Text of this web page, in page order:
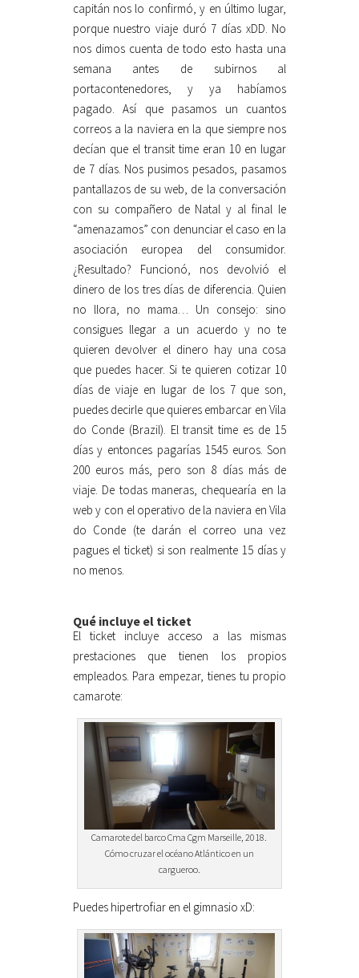
capitán nos lo confirmó, y en último lugar,
porque nuestro viaje duró 7 días xDD. No
nos dimos cuenta de todo esto hasta una
semana antes de subirnos al
portacontenedores, y ya habíamos
pagado. Así que pasamos un cuantos
correos a la naviera en la que siempre nos
decían que el transit time eran 10 en lugar
de 7 días. Nos pusimos pesados, pasamos
pantallazos de su web, de la conversación
con su compañero de Natal y al final le
“amenazamos” con denunciar el caso en la
asociación europea del consumidor.
¿Resultado? Funcionó, nos devolvió el
dinero de los tres días de diferencia. Quien
no llora, no mama… Un consejo: sino
consigues llegar a un acuerdo y no te
quieren devolver el dinero hay una cosa
que puedes hacer. Si te quieren cotizar 10
días de viaje en lugar de los 7 que son,
puedes decirle que quieres embarcar en Vila
do Conde (Brazil). El transit time es de 15
días y entonces pagarías 1545 euros. Son
200 euros más, pero son 8 días más de
viaje. De todas maneras, chequearía en la
web y con el operativo de la naviera en Vila
do Conde (te darán el correo una vez
pagues el ticket) si son realmente 15 días y
no menos.
Qué incluye el ticket
El ticket incluye acceso a las mismas
prestaciones que tienen los propios
empleados. Para empezar, tienes tu propio
camarote:
Camarote del barco Cma Cgm Marseille, 2018.
Cómo cruzar el océano Atlántico en un
cargueroo.
Puedes hipertrofiar en el gimnasio xD: